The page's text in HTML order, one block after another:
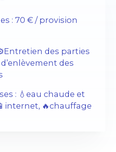
: 70 € / provision
des parties
des
: 💧eau chaude et
🔥chauffage